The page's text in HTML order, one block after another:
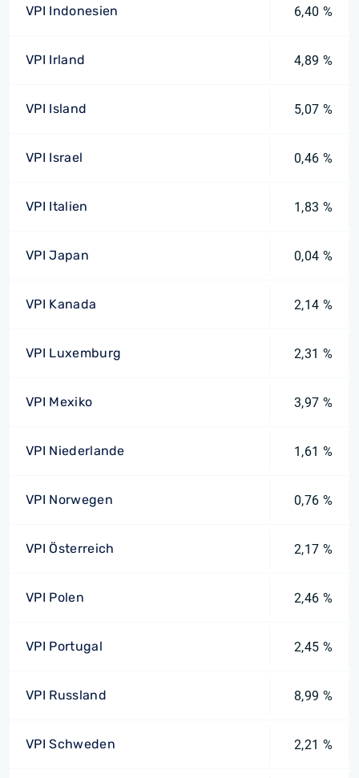
VPI Indonesien 6,40 %
VPI Irland 4,89 %
VPI Island 5,07 %
VPI Israel 0,46 %
VPI Italien 1,83 %
VPI Japan 0,04 %
VPI Kanada 2,14 %
VPI Luxemburg 2,31 %
VPI Mexiko 3,97 %
VPI Niederlande 1,61 %
VPI Norwegen 0,76 %
VPI Österreich 2,17 %
VPI Polen 2,46 %
VPI Portugal 2,45 %
VPI Russland 8,99 %
VPI Schweden 2,21 %